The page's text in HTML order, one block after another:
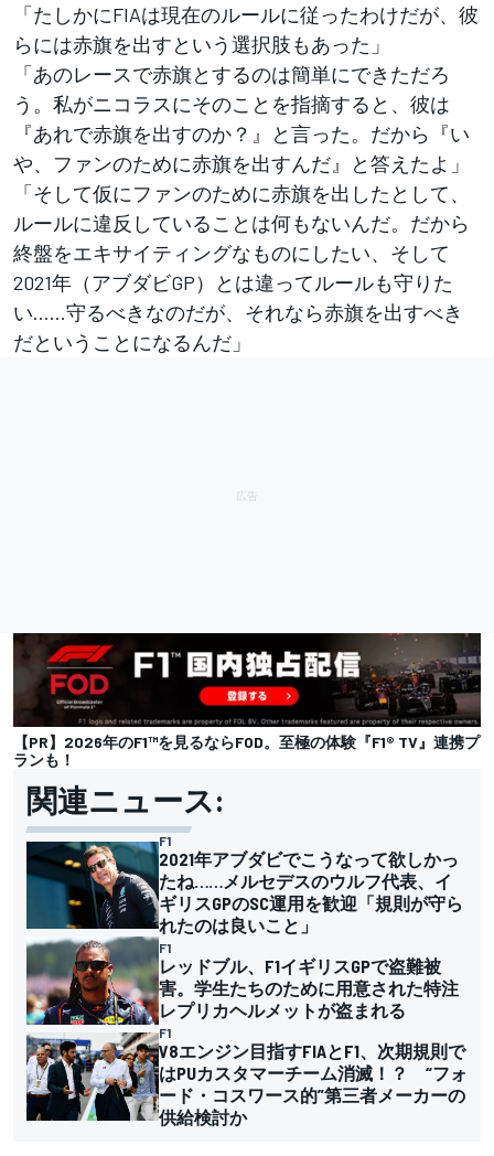
「たしかにFIAは現在のルールに従ったわけだが、彼
らには赤旗を出すという選択肢もあった」
「あのレースで赤旗とするのは簡単にできただろ
う。私がニコラスにそのことを指摘すると、彼は
『あれで赤旗を出すのか？』と言った。だから『い
や、ファンのために赤旗を出すんだ』と答えたよ」
「そして仮にファンのために赤旗を出したとして、
ルールに違反していることは何もないんだ。だから
終盤をエキサイティングなものにしたい、そして
2021年（アブダビGP）とは違ってルールも守りた
い……守るべきなのだが、それなら赤旗を出すべき
だということになるんだ」
【PR】2026年のF1™を見るならFOD。至極の体験『F1® TV』連携プ
ランも！
関連ニュース:
F1
2021年アブダビでこうなって欲しかっ
たね……メルセデスのウルフ代表、イ
ギリスGPのSC運用を歓迎「規則が守ら
れたのは良いこと」
F1
レッドブル、F1イギリスGPで盗難被
害。学生たちのために用意された特注
レプリカヘルメットが盗まれる
F1
V8エンジン目指すFIAとF1、次期規則で
はPUカスタマーチーム消滅！？ “フォ
ード・コスワース的”第三者メーカーの
供給検討か